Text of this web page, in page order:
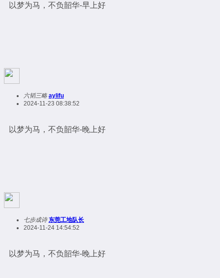
以梦为马，不负韶华-早上好
六韬三略 aylifu
2024-11-23 08:38:52
以梦为马，不负韶华-晚上好
七步成诗 东莞工地队长
2024-11-24 14:54:52
以梦为马，不负韶华-晚上好